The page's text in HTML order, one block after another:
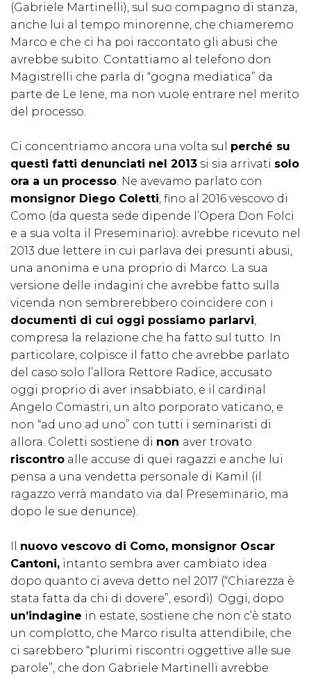
(Gabriele Martinelli), sul suo compagno di stanza,
anche lui al tempo minorenne, che chiameremo
Marco e che ci ha poi raccontato gli abusi che
avrebbe subito. Contattiamo al telefono don
Magistrelli che parla di “gogna mediatica” da
parte de Le Iene, ma non vuole entrare nel merito
del processo.
Ci concentriamo ancora una volta sul perché su
questi fatti denunciati nel 2013 si sia arrivati solo
ora a un processo. Ne avevamo parlato con
monsignor Diego Coletti, fino al 2016 vescovo di
Como (da questa sede dipende l’Opera Don Folci
e a sua volta il Preseminario): avrebbe ricevuto nel
2013 due lettere in cui parlava dei presunti abusi,
una anonima e una proprio di Marco. La sua
versione delle indagini che avrebbe fatto sulla
vicenda non sembrerebbero coincidere con i
documenti di cui oggi possiamo parlarvi,
compresa la relazione che ha fatto sul tutto. In
particolare, colpisce il fatto che avrebbe parlato
del caso solo l’allora Rettore Radice, accusato
oggi proprio di aver insabbiato, e il cardinal
Angelo Comastri, un alto porporato vaticano, e
non “ad uno ad uno” con tutti i seminaristi di
allora. Coletti sostiene di non aver trovato
riscontro alle accuse di quei ragazzi e anche lui
pensa a una vendetta personale di Kamil (il
ragazzo verrà mandato via dal Preseminario, ma
dopo le sue denunce).
nuovo vescovo di Como, monsignor Oscar
Cantoni, intanto sembra aver cambiato idea
dopo quanto ci aveva detto nel 2017 (“Chiarezza è
stata fatta da chi di dovere”, esordì). Oggi, dopo
un’indagine in estate, sostiene che non c’è stato
un complotto, che Marco risulta attendibile, che
ci sarebbero “plurimi riscontri oggettive alle sue
parole”, che don Gabriele Martinelli avrebbe